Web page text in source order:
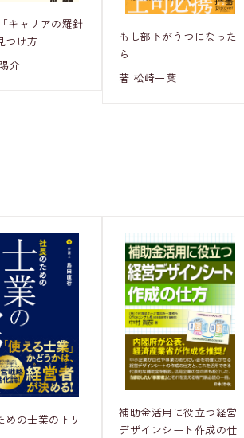
キャリアの羅針
つけ方
介
もし部下がうつになった
ら
著 松崎一葉
めの士業のトリ
補助金活用に役立つ経営
デザインシート作成の仕